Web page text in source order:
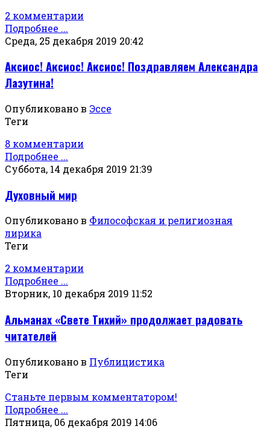
2 комментарии
Подробнее ...
Среда, 25 декабря 2019 20:42
Аксиос! Аксиос! Аксиос! Поздравляем Александра
Лазутина!
Опубликовано в Эссе
Теги
8 комментарии
Подробнее ...
Суббота, 14 декабря 2019 21:39
Духовный мир
Опубликовано в Философская и религиозная
лирика
Теги
2 комментарии
Подробнее ...
Вторник, 10 декабря 2019 11:52
Альманах «Свете Тихий» продолжает радовать
читателей
Опубликовано в Публицистика
Теги
Станьте первым комментатором!
Подробнее ...
Пятница, 06 декабря 2019 14:06